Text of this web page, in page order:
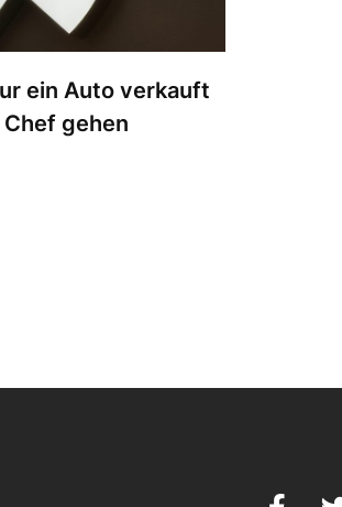
ein Auto verkauft
gehen